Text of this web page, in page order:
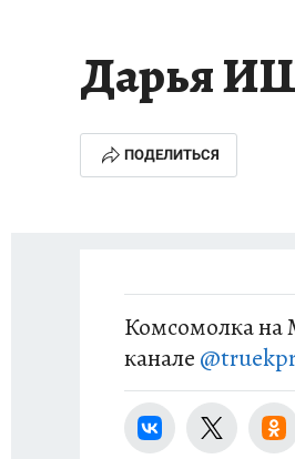
АНТИРАК
Дарья
ПОДЕЛИТЬСЯ
Комсомолка на
канале